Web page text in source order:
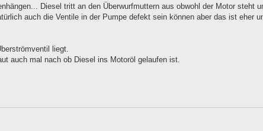
Diesel tritt an den Überwurfmuttern aus obwohl der Motor steht
auch die Ventile in der Pumpe defekt sein können aber das ist eher
liegt.
auch mal nach ob Diesel ins Motoröl gelaufen ist.